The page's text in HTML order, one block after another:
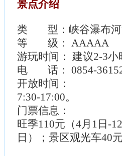
景点介绍
类 型：峡谷瀑布河
等 级： AAAAA
游玩时间： 建议2-3小
电 话： 0854-
开放时间：
7:30-17:00。
门票信息：
旺季110元（4月1日-
日）；景区观光车40元